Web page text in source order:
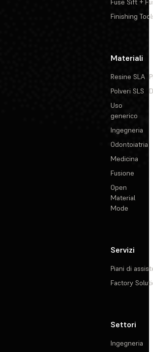
Fuse Sift +
Finishing
Materiali
Resine SLA
Polveri SLS
Uso
generico
Ingegneria
Odontoiatria
Medicina
Fusione
Open
Material
Mode
Servizi
Piani di
Factory
Settori
Ingegneria